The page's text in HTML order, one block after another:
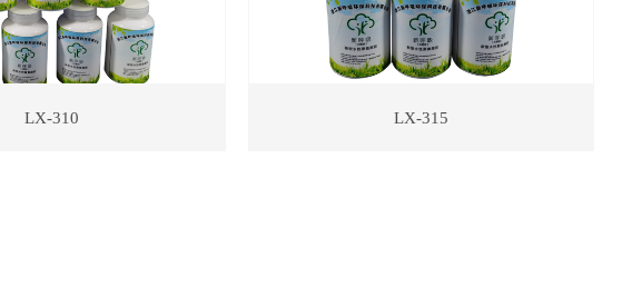
LX-310 LX-315